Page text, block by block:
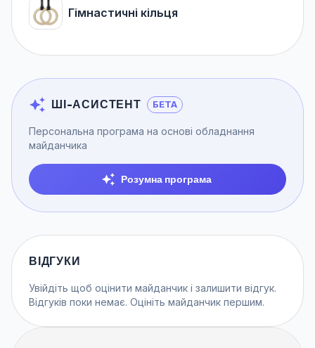
Гімнастичні кільця
ШІ-АСИСТЕНТ БЕТА
Персональна програма на основі обладнання
майданчика
Розумна програма
ВІДГУКИ
Увійдіть щоб оцінити майданчик і залишити відгук.
Відгуків поки немає. Оцініть майданчик першим.